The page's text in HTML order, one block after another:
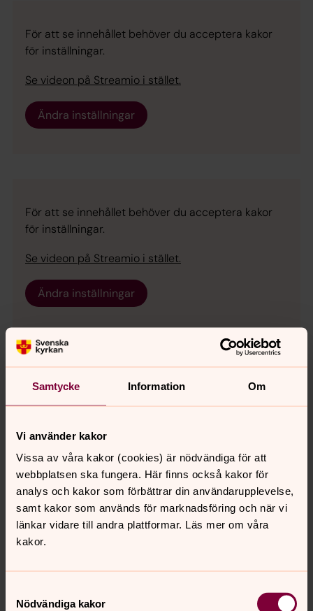
Samtycke Information Om
Vi använder kakor
Vissa av våra kakor (cookies) är nödvändiga för att
webbplatsen ska fungera. Här finns också kakor för
analys och kakor som förbättrar din användarupplevelse,
samt kakor som används för marknadsföring och när vi
länkar vidare till andra plattformar. Läs mer om våra
kakor.
Nödvändiga kakor
För att se innehållet behöver du acceptera kakor
för inställningar.
Se videon på Streamio i stället.
Ändra inställningar
För att se innehållet behöver du acceptera kakor
för inställningar.
Se videon på Streamio i stället.
Ändra inställningar
För att se innehållet behöver du acceptera kakor
för inställningar.
Se videon på Streamio i stället.
Ändra inställningar
För att se innehållet behöver du acceptera kakor